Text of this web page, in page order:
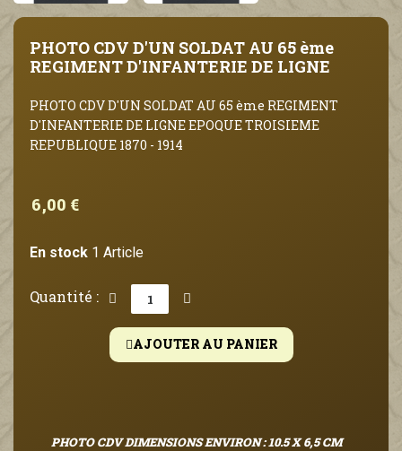
PHOTO CDV D'UN SOLDAT AU 65 ème
REGIMENT D'INFANTERIE DE LIGNE
PHOTO CDV D'UN SOLDAT AU 65 ème REGIMENT
D'INFANTERIE DE LIGNE EPOQUE TROISIEME
REPUBLIQUE 1870 - 1914
6,00 €
En stock 1 Article
Quantité :
AJOUTER AU PANIER
PHOTO CDV DIMENSIONS ENVIRON : 10.5 X 6,5 CM